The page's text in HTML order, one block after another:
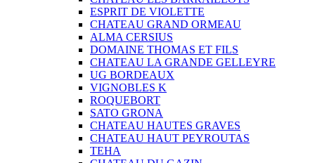
ESPRIT DE VIOLETTE
CHATEAU GRAND ORMEAU
ALMA CERSIUS
DOMAINE THOMAS ET FILS
CHATEAU LA GRANDE GELLEYRE
UG BORDEAUX
VIGNOBLES K
ROQUEBORT
SATO GRONA
CHATEAU HAUTES GRAVES
CHATEAU HAUT PEYROUTAS
TEHA